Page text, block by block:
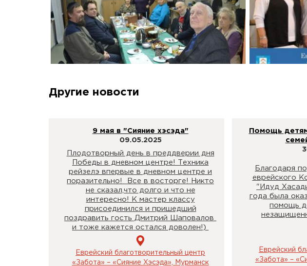
Другие новости
9 мая в "Сияние хэсэда"
09.05.2025
Плодотворный день в преддверии дня
Победы в дневном центре! Техника
рейзелэ впервые в дневном центре и
поразительно! Все в восторге! Никто
не сказал,что долго и что не
интересно! К мастер классу
присоединился и пришедший
поздравить гость Дмитрий Шаповалов
и тоже кажется остался доволен!)
Еврейский благотворительный центр
«Забота» – «Сияние Хэсэда», Мурманск
Помощь
Благодаря
еврейского
"Идуд
года была
помощь
Еврейский
«Забота» –